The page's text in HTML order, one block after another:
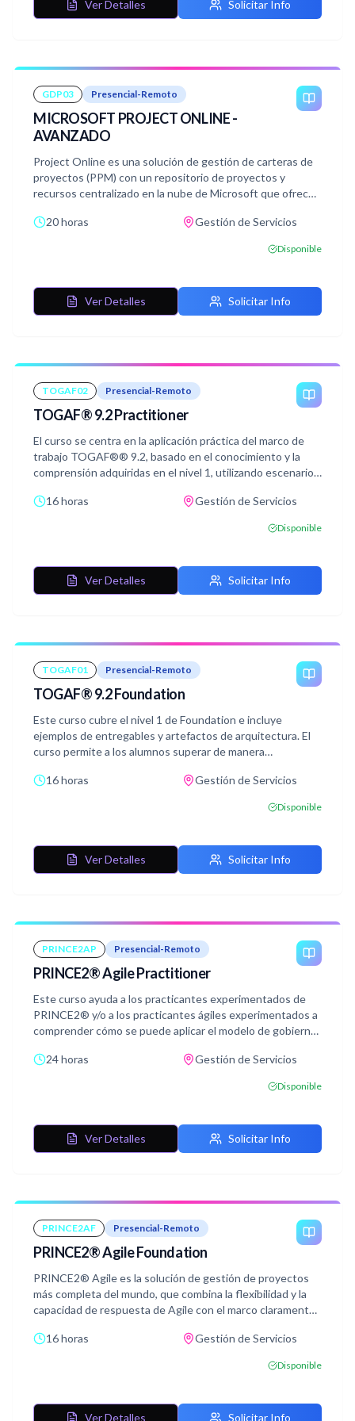
Ver Detalles Solicitar Info
GDP03 Presencial-Remoto
MICROSOFT PROJECT ONLINE -
AVANZADO
Project Online es una solución de gestión de carteras de
proyectos (PPM) con un repositorio de proyectos y
recursos centralizado en la nube de Microsoft que ofrece
documental, de problemas, riesgos y entregables,
trabajo y fácil integración con otras herramientas de
El curso presenta las principales funcionalidades de la
herramienta de gestión de proyectos Microsoft Project
escritorio diferenciales respecto al modo de trabajo con
Project Professional o Standard.
20 horas Gestión de Servicios
Disponible
Ver Detalles Solicitar Info
TOGAF02 Presencial-Remoto
TOGAF® 9.2 Practitioner
El curso se centra en la aplicación práctica del marco de
trabajo TOGAF®® 9.2, basado en el conocimiento y la
comprensión adquiridas en el nivel 1, utilizando escenarios
El curso permite a los alumnos superar de manera
conocida como TOGAF® 9 Certified, cuyo objetivo es
conocimiento adquirido
16 horas Gestión de Servicios
Disponible
Ver Detalles Solicitar Info
TOGAF01 Presencial-Remoto
TOGAF® 9.2 Foundation
Este curso cubre el nivel 1 de Foundation e incluye
ejemplos de entregables y artefactos de arquitectura. El
curso permite a los alumnos superar de manera
TOGAF® 9 Foundation. La certificación valida que el
estructura y conceptos básicos de TOGAF® 9, y
Empresarial y TOGAF®.
16 horas Gestión de Servicios
Disponible
Ver Detalles Solicitar Info
PRINCE2AP Presencial-Remoto
PRINCE2® Agile Practitioner
Este curso ayuda a los practicantes experimentados de
PRINCE2® y/o a los practicantes ágiles experimentados a
comprender cómo se puede aplicar el modelo de gobierno
PRINCE2® desarrollan controles de gestión para el
experimentados comprenden los requisitos de gobierno
de PRINCE2®
24 horas Gestión de Servicios
Disponible
Ver Detalles Solicitar Info
PRINCE2AF Presencial-Remoto
PRINCE2® Agile Foundation
PRINCE2® Agile es la solución de gestión de proyectos
más completa del mundo, que combina la flexibilidad y la
capacidad de respuesta de Agile con el marco claramente
prácticas muestra cómo esta compatibilidad puede ser
PRINCE2® como Agile, equipándolas con las habilidades y
que cumplan con los requisitos de los clientes en los
16 horas Gestión de Servicios
Disponible
Ver Detalles Solicitar Info